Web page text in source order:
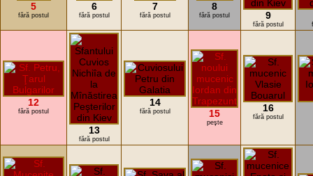
5
fără postul
6
fără postul
7
fără postul
8
fără postul 9
fără postul
12
fără postul
13
fără postul
14
fără postul 15
peşte
16
fără postul